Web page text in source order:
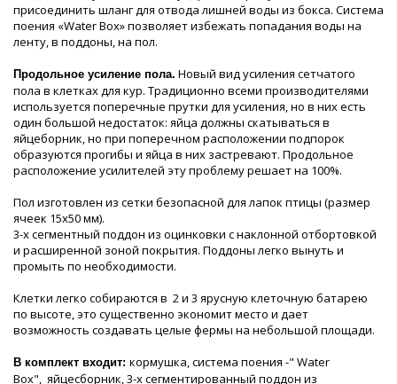
присоединить шланг для отвода лишней воды из бокса. Система
поения «Water Box» позволяет избежать попадания воды на
ленту, в поддоны, на пол.
Продольное усиление пола. Новый вид усиления сетчатого
пола в клетках для кур. Традиционно всеми производителями
используется поперечные прутки для усиления, но в них есть
один большой недостаток: яйца должны скатываться в
яйцеборник, но при поперечном расположении подпорок
образуются прогибы и яйца в них застревают. Продольное
расположение усилителей эту проблему решает на 100%.
Пол изготовлен из сетки безопасной для лапок птицы (размер
ячеек 15х50 мм).
3-х сегментный поддон из оцинковки с наклонной отбортовкой
и расширенной зоной покрытия. Поддоны легко вынуть и
промыть по необходимости.
Клетки легко собираются в 2 и 3 ярусную клеточную батарею
по высоте, это существенно экономит место и дает
возможность создавать целые фермы на небольшой площади.
В комплект входит: кормушка, система поения -" Water
Box", яйцесборник, 3-х сегментированный поддон из